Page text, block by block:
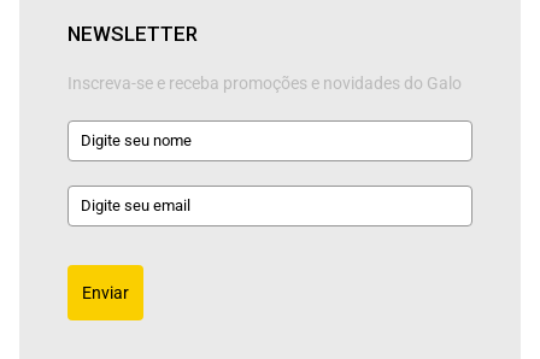
NEWSLETTER
Inscreva-se e receba promoções e novidades do Galo
Enviar